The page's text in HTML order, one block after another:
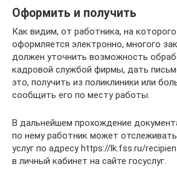
Оформить и получить
Как видим, от работника, на
оформляется электронно, многого
должен уточнить возможность
кадровой службой фирмы, дать
это, получить из поликлиники или
сообщить его по месту работы.
В дальнейшем прохождение
по нему работник может отслеживать
услуг по адресу https://lk.fss.ru/
в личный кабинет на сайте госуслуг.